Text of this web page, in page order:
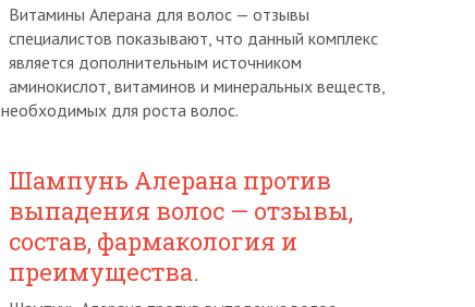
Витамины Алерана для волос — отзывы
специалистов показывают, что данный комплекс
является дополнительным источником
аминокислот, витаминов и минеральных веществ,
необходимых для роста волос.
Шампунь Алерана против
выпадения волос — отзывы,
состав, фармакология и
преимущества.